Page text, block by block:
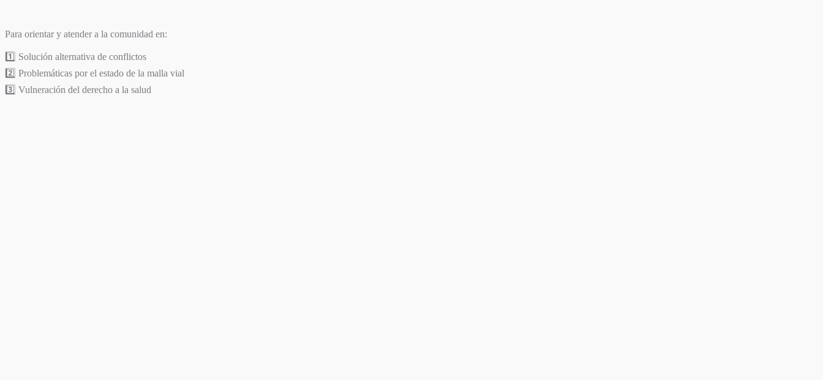
Para orientar y atender a la comunidad en:
1️⃣ Solución alternativa de conflictos
2️⃣ Problemáticas por el estado de la malla vial
3️⃣ Vulneración del derecho a la salud